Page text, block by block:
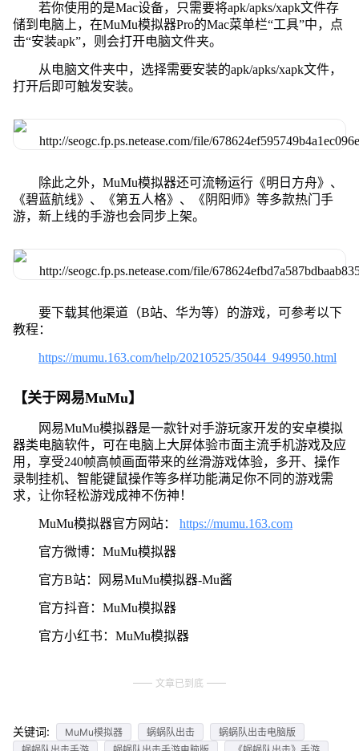
若你使用的是Mac设备，只需要将apk/apks/xapk文件存
储到电脑上，在MuMu模拟器Pro的Mac菜单栏“工具”中，点
击“安装apk”，则会打开电脑文件夹。
从电脑文件夹中，选择需要安装的apk/apks/xapk文件，
打开后即可触发安装。
除此之外，MuMu模拟器还可流畅运行《明日方舟》、
《碧蓝航线》、《第五人格》、《阴阳师》等多款热门手
游，新上线的手游也会同步上架。
要下载其他渠道（B站、华为等）的游戏，可参考以下
教程：
https://mumu.163.com/help/20210525/35044_949950.html
【关于网易MuMu】
网易MuMu模拟器是一款针对手游玩家开发的安卓模拟
器类电脑软件，可在电脑上大屏体验市面主流手机游戏及应
用，享受240帧高帧画面带来的丝滑游戏体验，多开、操作
录制挂机、智能键鼠操作等多样功能满足你不同的游戏需
求，让你轻松游戏成神不伤神！
MuMu模拟器官方网站： https://mumu.163.com
官方微博：MuMu模拟器
官方B站：网易MuMu模拟器-Mu酱
官方抖音：MuMu模拟器
官方小红书：MuMu模拟器
文章已到底
关键词: MuMu模拟器 蜗蜗队出击
蜗蜗队出击电脑版